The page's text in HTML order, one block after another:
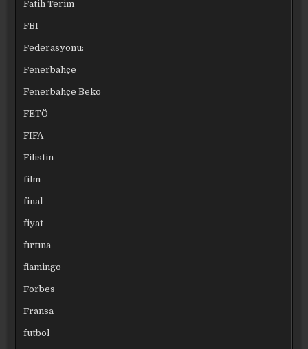
Fatih Terim
FBI
Federasyonu:
Fenerbahçe
Fenerbahçe Beko
FETÖ
FIFA
Filistin
film
final
fiyat
fırtına
flamingo
Forbes
Fransa
futbol